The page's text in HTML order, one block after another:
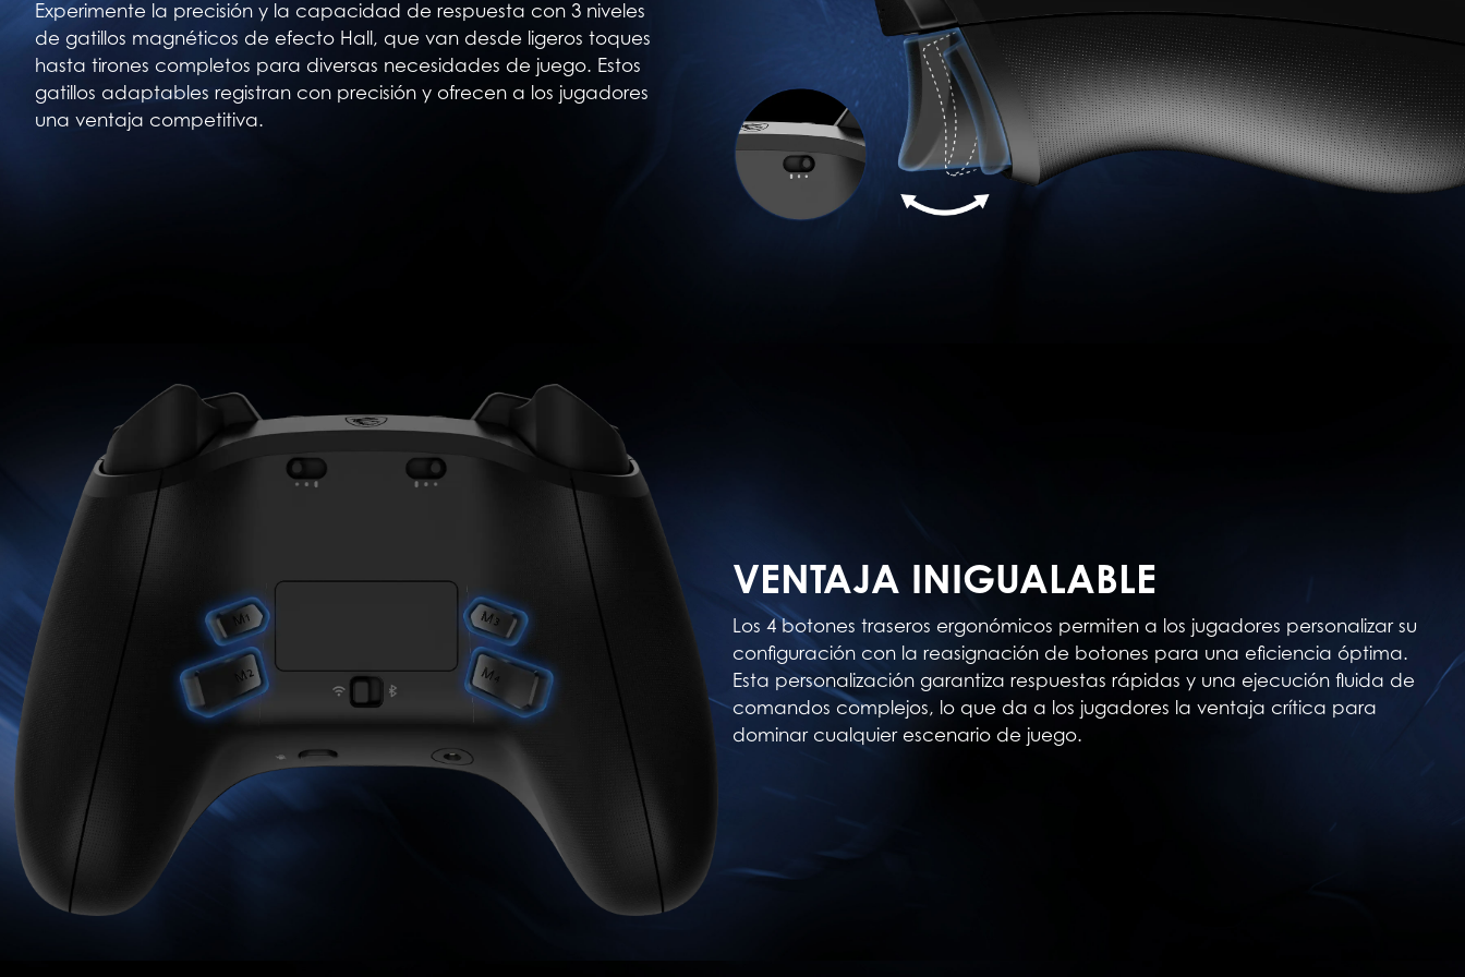
Experimente la precisión y la capacidad de respuesta con 3 niveles
de gatillos magnéticos de efecto Hall, que van desde ligeros toques
hasta tirones completos para diversas necesidades de juego. Estos
gatillos adaptables registran con precisión y ofrecen a los jugadores
una ventaja competitiva.
VENTAJA INIGUALABLE
Los 4 botones traseros ergonómicos permiten a los jugadores personalizar su
configuración con la reasignación de botones para una eficiencia óptima.
Esta personalización garantiza respuestas rápidas y una ejecución fluida de
comandos complejos, lo que da a los jugadores la ventaja crítica para
dominar cualquier escenario de juego.